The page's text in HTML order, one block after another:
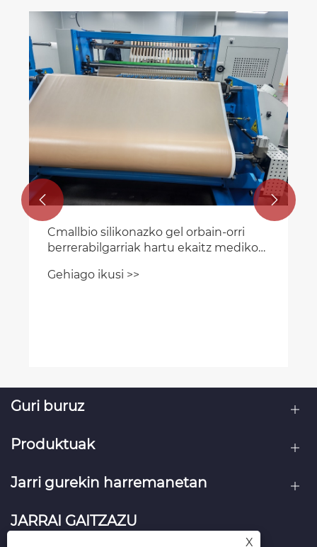
CmallBio Acne Patch Ohiko galderak: 5
galdera ohikoak behar bezala
erabiltzen laguntzeko
 
Guri buruz
Produktuak
Jarri gurekin harremanetan
JARRAI GAITZAZU
X